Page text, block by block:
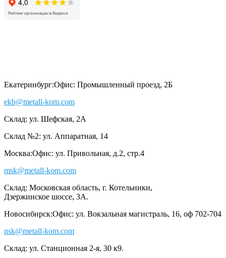
Екатеринбург:Офис: Промышленный проезд, 2Б
ekb@metall-kom.com
Склад: ул. Шефская, 2А
Склад №2: ул. Аппаратная, 14
Москва:Офис: ул. Привольная, д.2, стр.4
msk@metall-kom.com
Склад: Московская область, г. Котельники,
Дзержинское шоссе, 3А.
Новосибирск:Офис: ул. Вокзальная магистраль, 16, оф 702-704
nsk@metall-kom.com
Склад: ул. Станционная 2-я, 30 к9.